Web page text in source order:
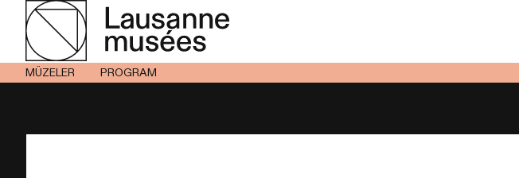
MÜZELER PROGRAM